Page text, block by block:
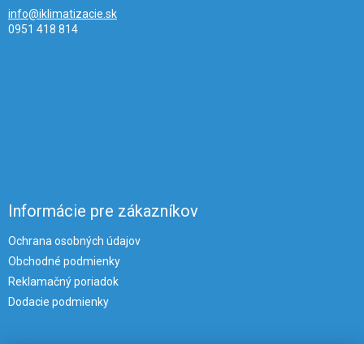
info@iklimatizacie.sk
0951 418 814
Informácie pre zákazníkov
Ochrana osobných údajov
Obchodné podmienky
Reklamačný poriadok
Dodacie podmienky